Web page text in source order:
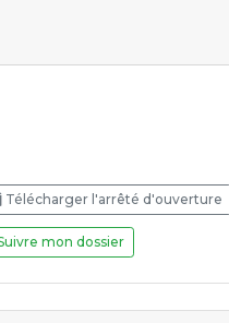
Télécharger l'arrêté d'ouverture
mon dossier